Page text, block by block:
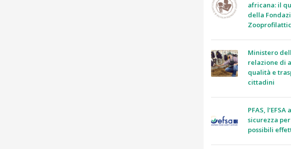
africana: il
della
Ministero
relazione di
qualità e
cittadini
PFAS,
sicurezza
possibili